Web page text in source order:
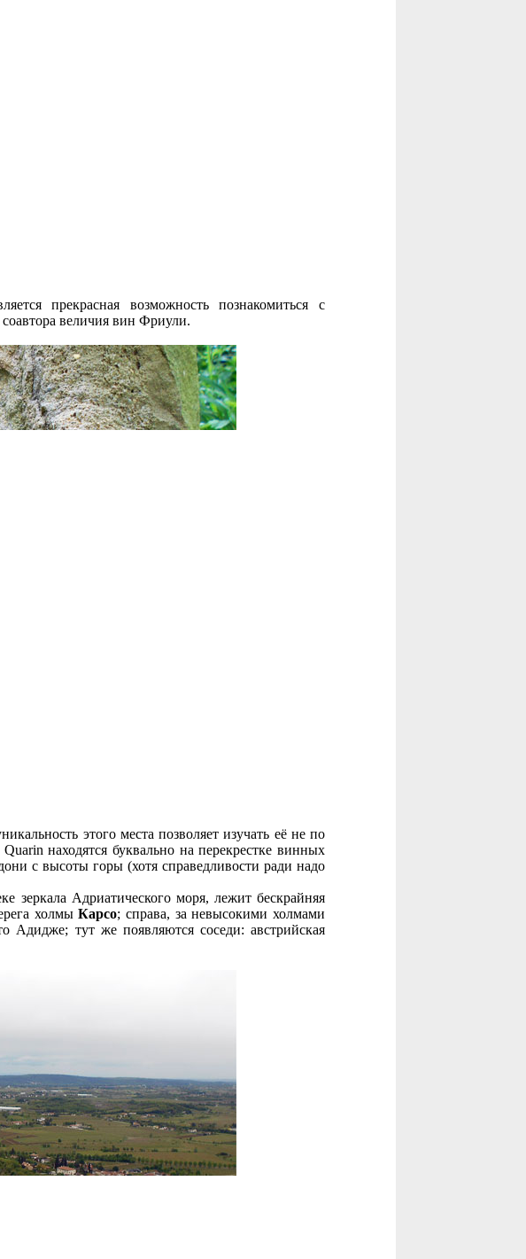
прекрасная возможность познакомиться с
величия вин Фриули.
этого места позволяет изучать её не по
находятся буквально на перекрестке винных
с высоты горы (хотя справедливости ради надо
зеркала Адриатического моря, лежит бескрайняя
холмыКарсо; справа, за невысокими холмами
тут же появляются соседи: австрийская